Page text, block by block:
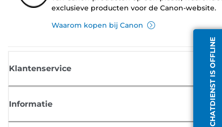
CHATDIENST IS OFFLINE
exclusieve producten voor de Canon-website.
Waarom kopen bij Canon
Klantenservice
Informatie